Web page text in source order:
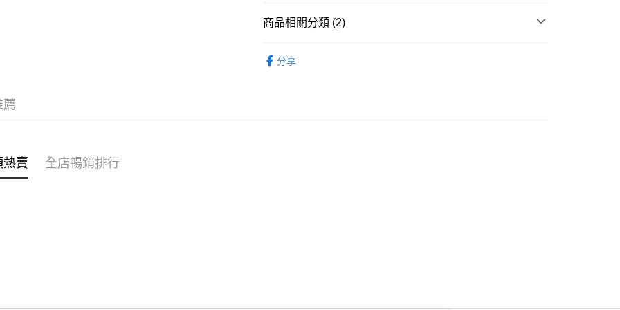
WeChat Pay
送貨方式
商品相關分類 (2)
分享
薦
賣 全店暢銷排行